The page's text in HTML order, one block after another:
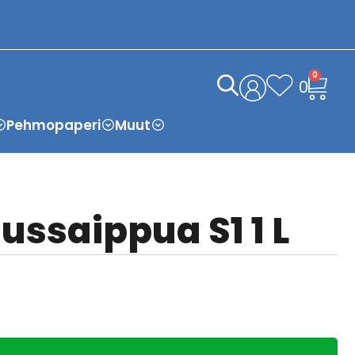
0
0
Pehmopaperi Muut
S1 1 L